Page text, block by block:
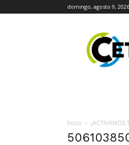
domingo, agosto 9, 2026
Inicio ¡ACTIVAMOS